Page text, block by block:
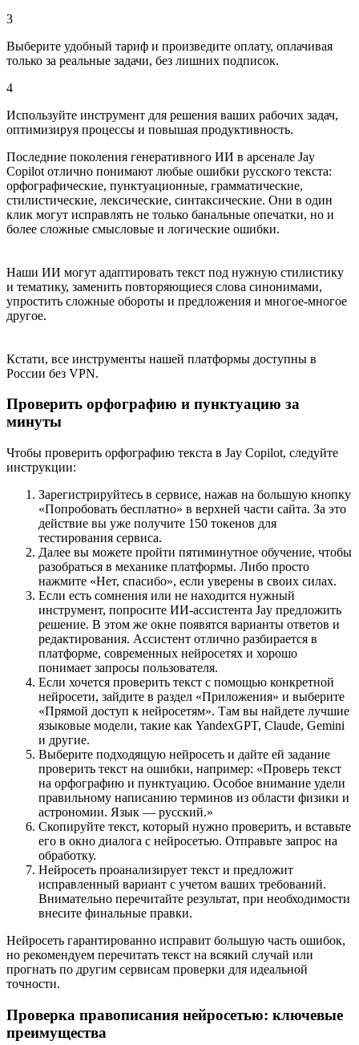
3
Выберите удобный тариф и произведите оплату, оплачивая
только за реальные задачи, без лишних подписок.
4
Используйте инструмент для решения ваших рабочих задач,
оптимизируя процессы и повышая продуктивность.
Последние поколения генеративного ИИ в арсенале Jay
Copilot отлично понимают любые ошибки русского текста:
орфографические, пунктуационные, грамматические,
стилистические, лексические, синтаксические. Они в один
клик могут исправлять не только банальные опечатки, но и
более сложные смысловые и логические ошибки.
Наши ИИ могут адаптировать текст под нужную стилистику
и тематику, заменить повторяющиеся слова синонимами,
упростить сложные обороты и предложения и многое-многое
другое.
Кстати, все инструменты нашей платформы доступны в
России без VPN.
Проверить орфографию и пунктуацию за
минуты
Чтобы проверить орфографию текста в Jay Copilot, следуйте
инструкции:
Зарегистрируйтесь в сервисе, нажав на большую кнопку
«Попробовать бесплатно» в верхней части сайта. За это
действие вы уже получите 150 токенов для
тестирования сервиса.
Далее вы можете пройти пятиминутное обучение, чтобы
разобраться в механике платформы. Либо просто
нажмите «Нет, спасибо», если уверены в своих силах.
Если есть сомнения или не находится нужный
инструмент, попросите ИИ-ассистента Jay предложить
решение. В этом же окне появятся варианты ответов и
редактирования. Ассистент отлично разбирается в
платформе, современных нейросетях и хорошо
понимает запросы пользователя.
Если хочется проверить текст с помощью конкретной
нейросети, зайдите в раздел «Приложения» и выберите
«Прямой доступ к нейросетям». Там вы найдете лучшие
языковые модели, такие как YandexGPT, Claude, Gemini
и другие.
Выберите подходящую нейросеть и дайте ей задание
проверить текст на ошибки, например: «Проверь текст
на орфографию и пунктуацию. Особое внимание удели
правильному написанию терминов из области физики и
астрономии. Язык — русский.»
Скопируйте текст, который нужно проверить, и вставьте
его в окно диалога с нейросетью. Отправьте запрос на
обработку.
Нейросеть проанализирует текст и предложит
исправленный вариант с учетом ваших требований.
Внимательно перечитайте результат, при необходимости
внесите финальные правки.
Нейросеть гарантированно исправит большую часть ошибок,
но рекомендуем перечитать текст на всякий случай или
прогнать по другим сервисам проверки для идеальной
точности.
Проверка правописания нейросетью: ключевые
преимущества